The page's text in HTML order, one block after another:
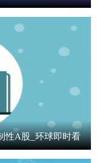
性A股_环球即时看